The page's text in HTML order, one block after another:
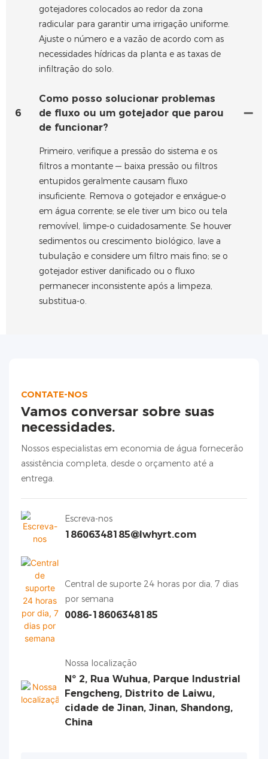
gotejadores colocados ao redor da zona
radicular para garantir uma irrigação uniforme.
Ajuste o número e a vazão de acordo com as
necessidades hídricas da planta e as taxas de
infiltração do solo.
6
Como posso solucionar problemas
de fluxo ou um gotejador que parou
de funcionar?
Primeiro, verifique a pressão do sistema e os
filtros a montante — baixa pressão ou filtros
entupidos geralmente causam fluxo
insuficiente. Remova o gotejador e enxágue-o
em água corrente; se ele tiver um bico ou tela
removível, limpe-o cuidadosamente. Se houver
sedimentos ou crescimento biológico, lave a
tubulação e considere um filtro mais fino; se o
gotejador estiver danificado ou o fluxo
permanecer inconsistente após a limpeza,
substitua-o.
CONTATE-NOS
Vamos conversar sobre suas
necessidades.
Nossos especialistas em economia de água fornecerão
assistência completa, desde o orçamento até a
entrega.
Escreva-nos
18606348185@lwhyrt.com
Central de suporte 24 horas por dia, 7 dias
por semana
0086-18606348185
Nossa localização
Nº 2, Rua Wuhua, Parque Industrial
Fengcheng, Distrito de Laiwu,
cidade de Jinan, Jinan, Shandong,
China